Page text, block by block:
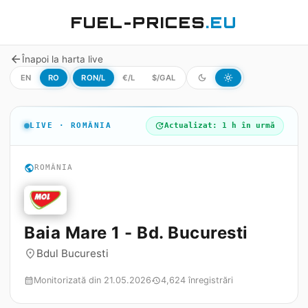
FUEL-PRICES.EU
arrow_backÎnapoi la harta live
EN RO RON/L €/L $/GAL dark_mode light_mode
LIVE · ROMÂNIA updateActualizat: 1 h în urmă
publicROMÂNIA
Baia Mare 1 - Bd. Bucuresti
place Bdul Bucuresti
calendar_monthMonitorizată din 21.05.2026history4,624 înregistrări